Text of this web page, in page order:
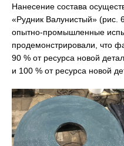
Нанесение состава
«Рудник Валунистый» (рис.
опытно-промышленные
продемонстрировали, что
90 % от ресурса новой
и 100 % от ресурса новой